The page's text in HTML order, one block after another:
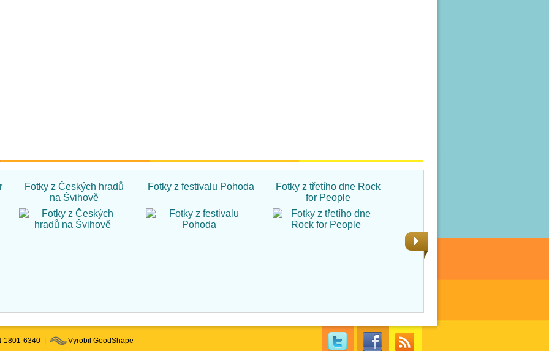
Fotky z Českých hradů
na Švihově
Fotky z festivalu Pohoda
Fotky z třetího dne Rock
for People
1801-6340 | Vyrobil GoodShape